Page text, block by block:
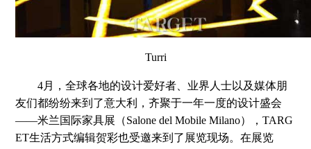
Turri
4月，全球各地的设计爱好者、业界人士以及媒体朋
友们都纷纷来到了意大利，齐聚于一年一度的设计盛会
——米兰国际家具展（Salone del Mobile Milano），TARG
ET生活方式编辑贺彩也受邀来到了展览现场。在展览